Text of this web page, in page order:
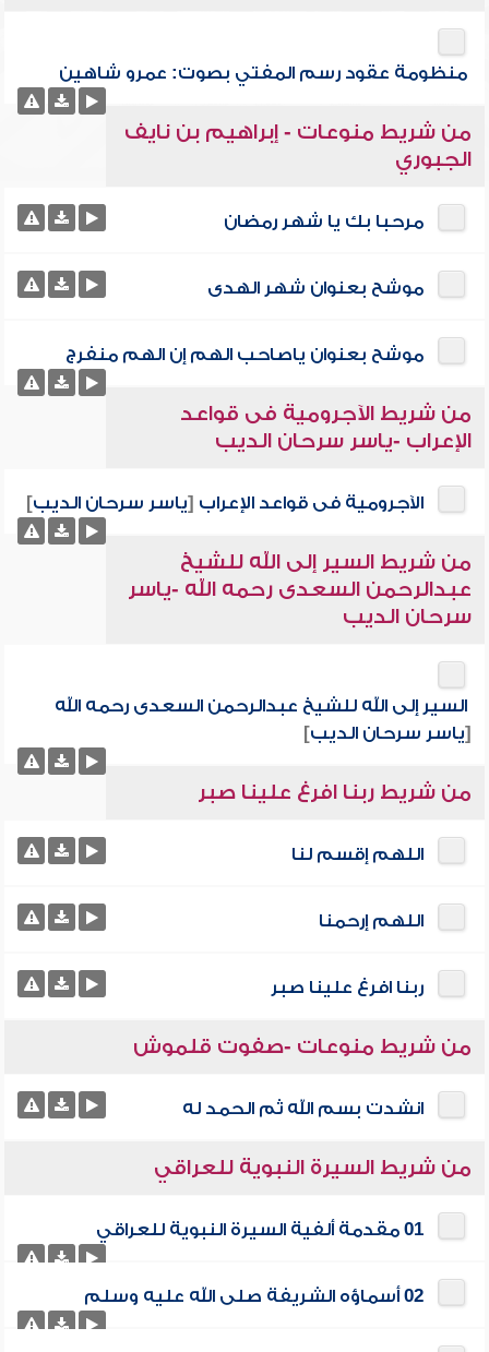
منظومة عقود رسم المفتي بصوت: عمرو شاهين
من شريط منوعات - إبراهيم بن نايف
الجبوري
مرحبا بك يا شهر رمضان
موشح بعنوان شهر الهدى
موشح بعنوان ياصاحب الهم إن الهم منفرج
من شريط الآجرومية فى قواعد
الإعراب -ياسر سرحان الديب
الآجرومية فى قواعد الإعراب [ياسر سرحان الديب]
من شريط السير إلى الله للشيخ
عبدالرحمن السعدى رحمه الله -ياسر
سرحان الديب
السير إلى الله للشيخ عبدالرحمن السعدى رحمه الله
[ياسر سرحان الديب]
من شريط ربنا افرغ علينا صبر
اللهم إقسم لنا
اللهم إرحمنا
ربنا افرغ علينا صبر
من شريط منوعات -صفوت قلموش
انشدت بسم الله ثم الحمد له
من شريط السيرة النبوية للعراقي
01 مقدمة ألفية السيرة النبوية للعراقي
02 أسماؤه الشريفة صلى الله عليه وسلم